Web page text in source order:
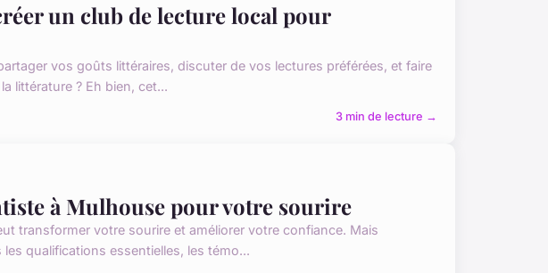
un club de lecture local pour
vos goûts littéraires, discuter de vos lectures préférées, et faire
littérature ? Eh bien, cet...
3 min de lecture →
à Mulhouse pour votre sourire
transformer votre sourire et améliorer votre confiance. Mais
qualifications essentielles, les témo...